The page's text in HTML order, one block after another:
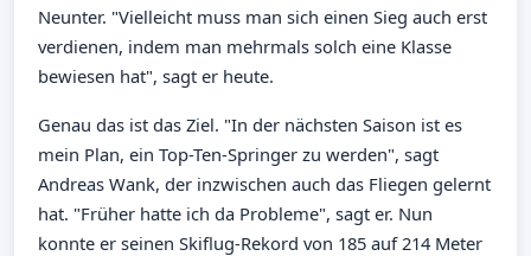
Neunter. "Vielleicht muss man sich einen Sieg auch erst
verdienen, indem man mehrmals solch eine Klasse
bewiesen hat", sagt er heute.
Genau das ist das Ziel. "In der nächsten Saison ist es
mein Plan, ein Top-Ten-Springer zu werden", sagt
Andreas Wank, der inzwischen auch das Fliegen gelernt
hat. "Früher hatte ich da Probleme", sagt er. Nun
konnte er seinen Skiflug-Rekord von 185 auf 214 Meter